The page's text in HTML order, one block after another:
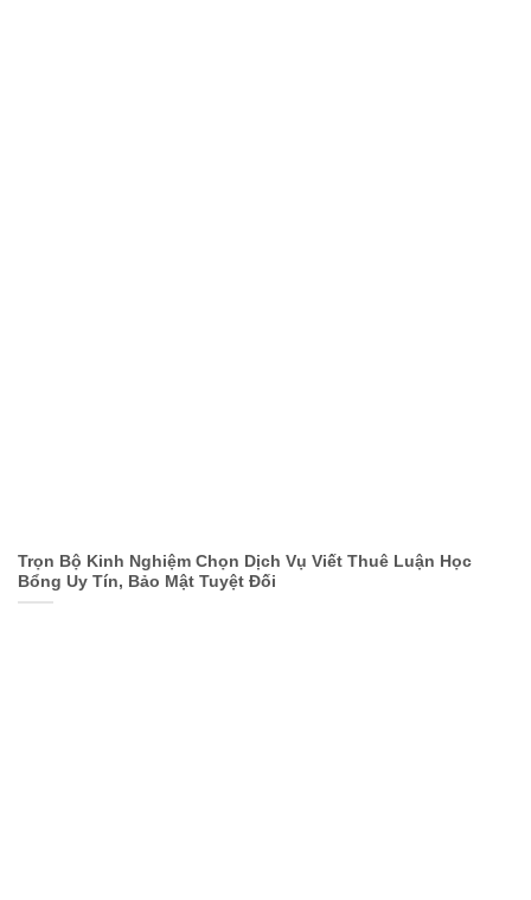
Trọn Bộ Kinh Nghiệm Chọn Dịch Vụ Viết Thuê Luận Học
Bổng Uy Tín, Bảo Mật Tuyệt Đối